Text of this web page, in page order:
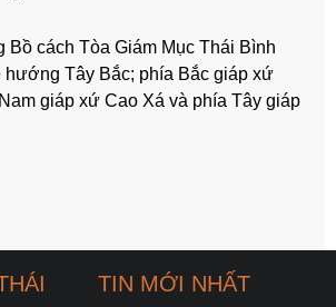
cách Tòa Giám Mục Thái Bình
hướng Tây Bắc; phía Bắc giáp xứ
giáp xứ Cao Xá và phía Tây giáp
TIN MỚI NHẤT